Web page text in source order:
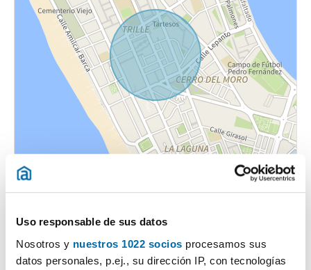
Uso responsable de sus datos
Nosotros y nuestros 1022 socios procesamos sus
datos personales, p.ej., su dirección IP, con tecnologías